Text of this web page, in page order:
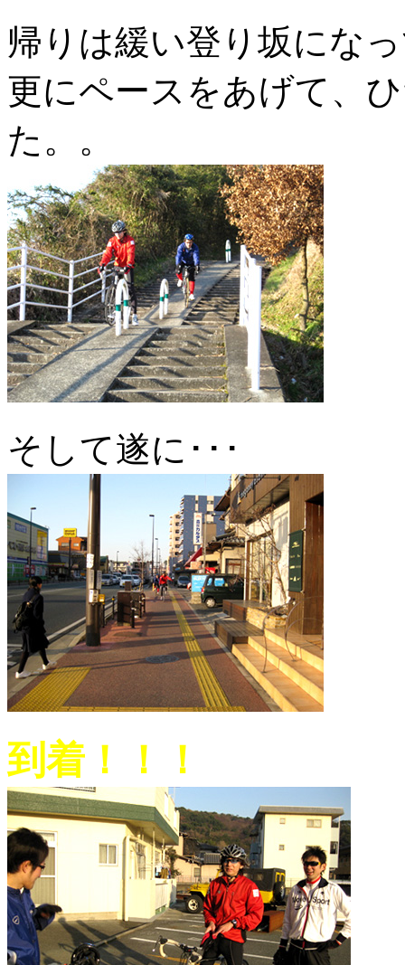
帰りは緩い登り坂にな
更にペースをあげて、
た。。
そして遂に･･･
到着！！！